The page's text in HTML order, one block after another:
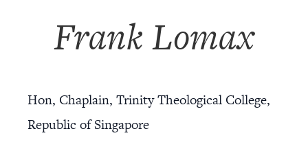
Frank Lomax
Hon, Chaplain, Trinity Theological College,
Republic of Singapore